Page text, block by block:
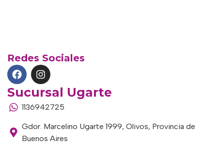
Redes Sociales
Sucursal Ugarte
1136942725
Gdor. Marcelino Ugarte 1999, Olivos, Provincia de
Buenos Aires